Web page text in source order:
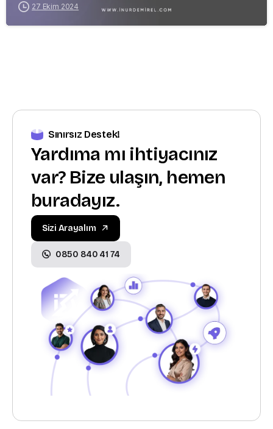
27 Ekim 2024
Sınırsız Destek!
Yardıma mı ihtiyacınız
var? Bize ulaşın, hemen
buradayız.
Sizi Arayalım
0850 840 41 74